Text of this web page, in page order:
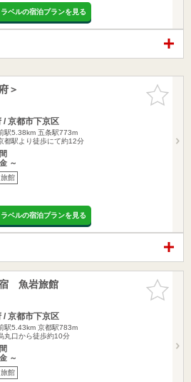
ベルの宿泊プランを見る
お気に入
りに追加
＞
/ 京都市下京区
駅5.38km 五条駅773m
都駅より徒歩にて約12分
～
旅館
ベルの宿泊プランを見る
お気に入
りに追加
宿 魚岩旅館
/ 京都市下京区
駅5.43km 京都駅783m
丸口から徒歩約10分
～
旅館